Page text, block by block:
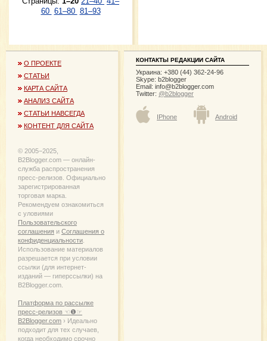
60 61–80 81–93
О ПРОЕКТЕ
СТАТЬИ
КАРТА САЙТА
АНАЛИЗ САЙТА
СТАТЬИ НАВСЕГДА
КОНТЕНТ ДЛЯ САЙТА
© 2005−2025,
B2Blogger.com — онлайн-
служба распространения
пресс-релизов. Официально
зарегистрированная
торговая марка.
Рекомендуем ознакомиться
с уловиями
Пользовательского
соглашения и Соглашения о
конфиденциальности
Использование материалов
разрешается при условии
ссылки (для интернет-
изданий — гиперссылки) на
B2Blogger.com.
Платформа по рассылке
пресс-релизов ☜❶☞
B2Blogger.com › Идеально
подходит для тех случаев,
когда необходимо срочно
КОНТАКТЫ РЕДАКЦИИ САЙТА
Украина: +380 (44) 362-24-96
Skype: b2blogger
Email: info@b2blogger.com
Twitter: @b2blogger
IPhone Android